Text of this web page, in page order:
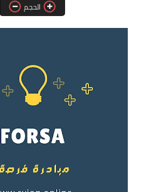
فرص
فرص
دورات
الحجم